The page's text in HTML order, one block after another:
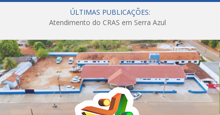
ÚLTIMAS PUBLICAÇÕES:
Atendimento do CRAS em Serra Azul